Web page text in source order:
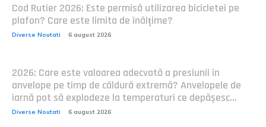
Cod Rutier 2026: Este permisă utilizarea bicicletei pe
plafon? Care este limita de înălțime?
Diverse Noutati 6 august 2026
2026: Care este valoarea adecvată a presiunii în
anvelope pe timp de căldură extremă? Anvelopele de
iarnă pot să explodeze la temperaturi ce depășesc...
Diverse Noutati 6 august 2026